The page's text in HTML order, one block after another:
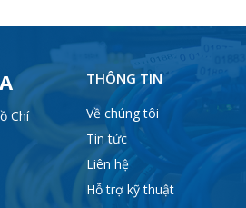
Chí
THÔNG TIN
Về chúng tôi
Tin tức
Liên hệ
Hỗ trợ kỹ thuật